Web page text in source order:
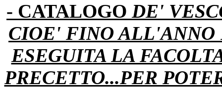
- CATALOGO DE'
CIOE' FINO ALL'ANNO
ESEGUITA LA
PRECETTO...PER